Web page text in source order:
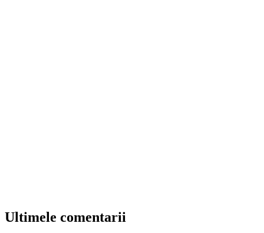
Ultimele comentarii